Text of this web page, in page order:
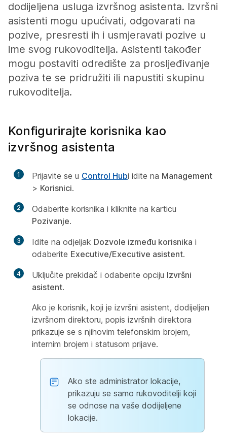
dodijeljena usluga izvršnog asistenta. Izvršni
asistenti mogu upućivati, odgovarati na
pozive, presresti ih i usmjeravati pozive u
ime svog rukovoditelja. Asistenti također
mogu postaviti odredište za prosljeđivanje
poziva te se pridružiti ili napustiti skupinu
rukovoditelja.
Konfigurirajte korisnika kao
izvršnog asistenta
1 Prijavite se u Control Hubi idite na Management
> Korisnici.
2
Odaberite korisnika i kliknite na karticu
Pozivanje.
3 Idite na odjeljak Dozvole između korisnika i
odaberite Executive/Executive asistent.
4 Uključite prekidač i odaberite opciju Izvršni
asistent.
Ako je korisnik, koji je izvršni asistent, dodijeljen
izvršnom direktoru, popis izvršnih direktora
prikazuje se s njihovim telefonskim brojem,
internim brojem i statusom prijave.
Ako ste administrator lokacije,
prikazuju se samo rukovoditelji koji
se odnose na vaše dodijeljene
lokacije.